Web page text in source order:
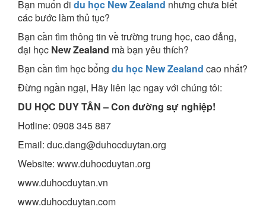
Bạn muốn đi du học New Zealand nhưng chưa biết
các bước làm thủ tục?
Bạn cần tìm thông tin về trường trung học, cao đẳng,
đại học New Zealand mà bạn yêu thích?
Bạn cần tìm học bổng du học New Zealand cao nhất?
Đừng ngần ngại, Hãy liên lạc ngay với chúng tôi:
DU HỌC DUY TÂN – Con đường sự nghiệp!
Hotline: 0908 345 887
Email: duc.dang@duhocduytan.org
Website: www.duhocduytan.org
www.duhocduytan.vn
www.duhocduytan.com